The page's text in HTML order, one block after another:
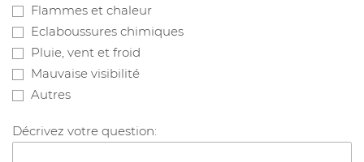
Flammes et chaleur
Eclaboussures chimiques
Pluie, vent et froid
Mauvaise visibilité
Autres
Décrivez votre question: